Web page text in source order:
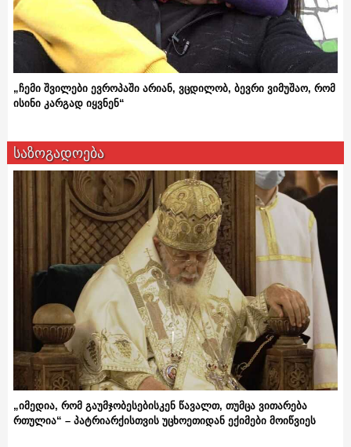
„ჩემი შვილები ევროპაში არიან, ვცდილობ, ბევრი ვიმუშაო, რომ
ისინი კარგად იყვნენ“
საზოგადოება
„იმედია, რომ გაუმჯობესებისკენ წავალთ, თუმცა ვითარება
რთულია“ – პატრიარქისთვის უცხოეთიდან ექიმები მოიწვიეს